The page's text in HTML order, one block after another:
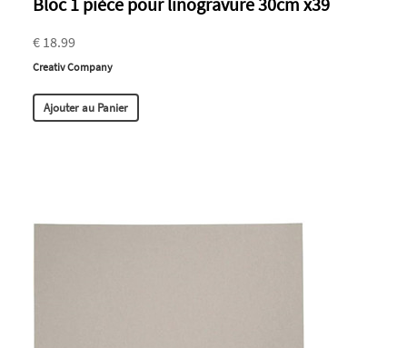
€ 18.99
Creativ Company
Ajouter au Panier